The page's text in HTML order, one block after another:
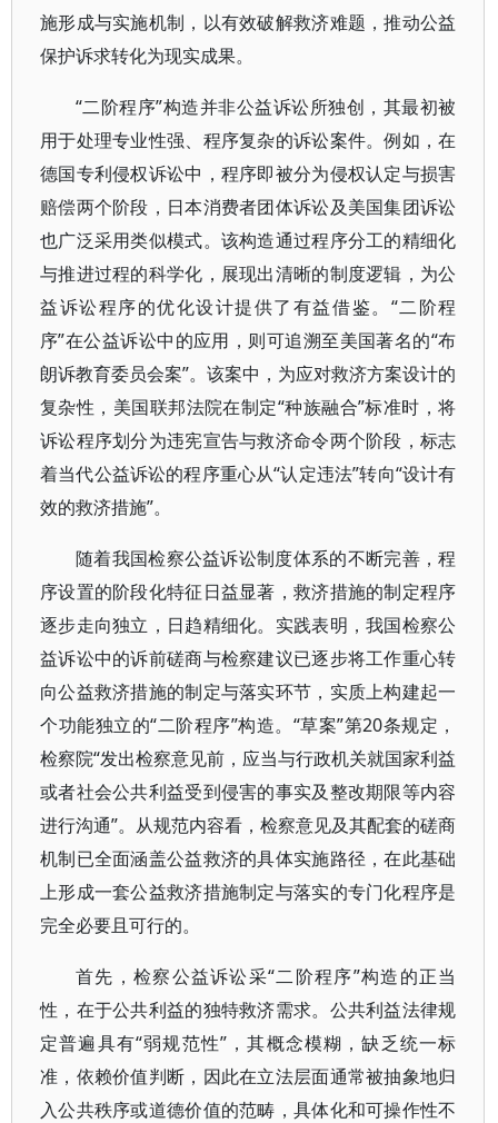
施形成与实施机制，以有效破解救济难题，推动公益
保护诉求转化为现实成果。
“二阶程序”构造并非公益诉讼所独创，其最初被
用于处理专业性强、程序复杂的诉讼案件。例如，在
德国专利侵权诉讼中，程序即被分为侵权认定与损害
赔偿两个阶段，日本消费者团体诉讼及美国集团诉讼
也广泛采用类似模式。该构造通过程序分工的精细化
与推进过程的科学化，展现出清晰的制度逻辑，为公
益诉讼程序的优化设计提供了有益借鉴。“二阶程
序”在公益诉讼中的应用，则可追溯至美国著名的“布
朗诉教育委员会案”。该案中，为应对救济方案设计的
复杂性，美国联邦法院在制定“种族融合”标准时，将
诉讼程序划分为违宪宣告与救济命令两个阶段，标志
着当代公益诉讼的程序重心从“认定违法”转向“设计有
效的救济措施”。
随着我国检察公益诉讼制度体系的不断完善，程
序设置的阶段化特征日益显著，救济措施的制定程序
逐步走向独立，日趋精细化。实践表明，我国检察公
益诉讼中的诉前磋商与检察建议已逐步将工作重心转
向公益救济措施的制定与落实环节，实质上构建起一
个功能独立的“二阶程序”构造。“草案”第20条规定，
检察院“发出检察意见前，应当与行政机关就国家利益
或者社会公共利益受到侵害的事实及整改期限等内容
进行沟通”。从规范内容看，检察意见及其配套的磋商
机制已全面涵盖公益救济的具体实施路径，在此基础
上形成一套公益救济措施制定与落实的专门化程序是
完全必要且可行的。
首先，检察公益诉讼采“二阶程序”构造的正当
性，在于公共利益的独特救济需求。公共利益法律规
定普遍具有“弱规范性”，其概念模糊，缺乏统一标
准，依赖价值判断，因此在立法层面通常被抽象地归
入公共秩序或道德价值的范畴，具体化和可操作性不